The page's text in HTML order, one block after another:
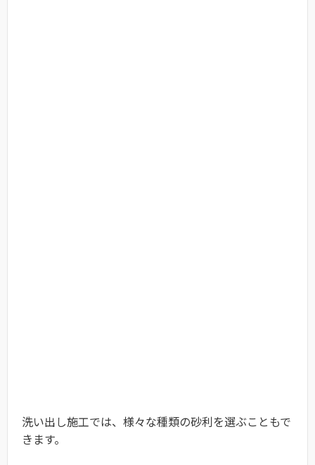
洗い出し施工では、様々な種類の砂利を選ぶこともで
きます。